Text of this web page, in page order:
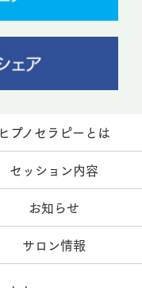
ヒプノセラピーとは
セッション内容
お知らせ
サロン情報